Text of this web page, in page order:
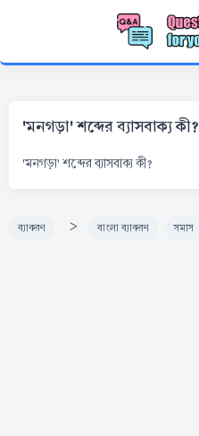
'মনগড়া' শব্দের ব্যাসবাক্য কী?
'মনগড়া' শব্দের ব্যাসবাক্য কী?
ব্যাকরণ > বাংলা ব্যাকরণ সমাস